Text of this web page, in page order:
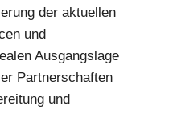
der aktuellen
und
Ausgangslage
Partnerschaften
und